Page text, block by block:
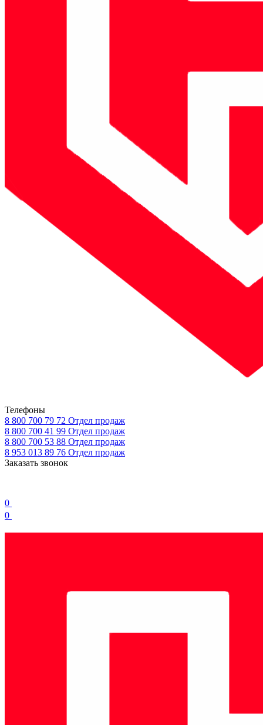
Телефоны
8 800 700 79 72 Отдел продаж
8 800 700 41 99 Отдел продаж
8 800 700 53 88 Отдел продаж
8 953 013 89 76 Отдел продаж
Заказать звонок
0
0